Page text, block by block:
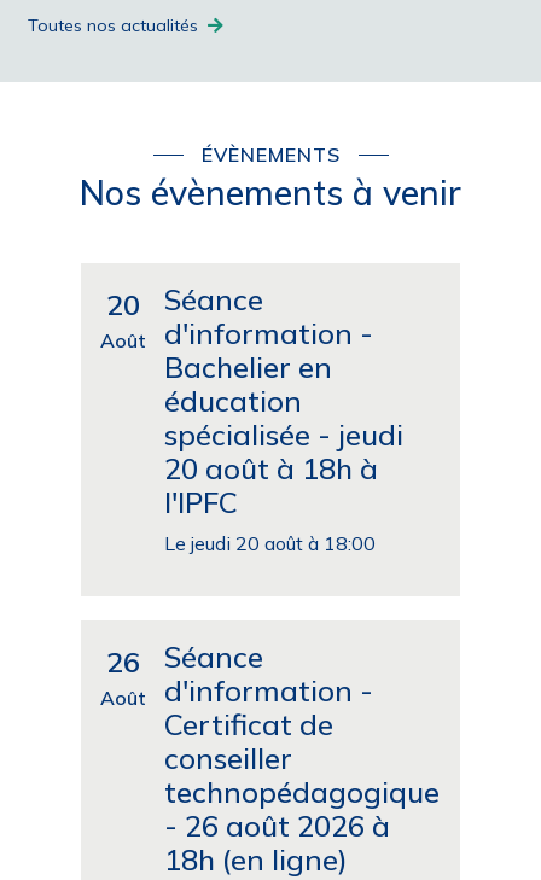
Toutes nos actualités
ÉVÈNEMENTS
Nos évènements à venir
20
Août
Séance
d'information -
Bachelier en
éducation
spécialisée - jeudi
20 août à 18h à
l'IPFC
Le jeudi 20 août à 18:00
26
Août
Séance
d'information -
Certificat de
conseiller
technopédagogique
- 26 août 2026 à
18h (en ligne)